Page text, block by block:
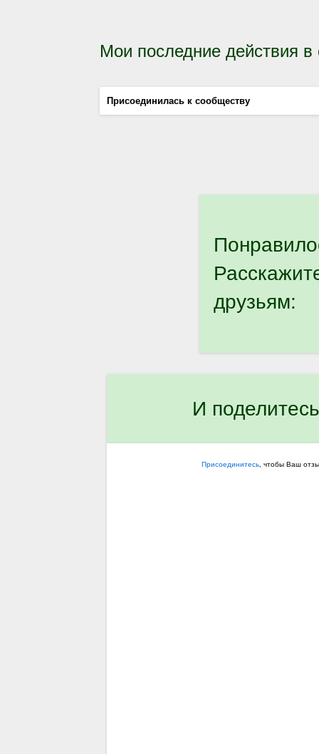
Мои последние действия
Присоединилась к сообществу
друзьям:
И
Присоединитесь , чтобы Ваш